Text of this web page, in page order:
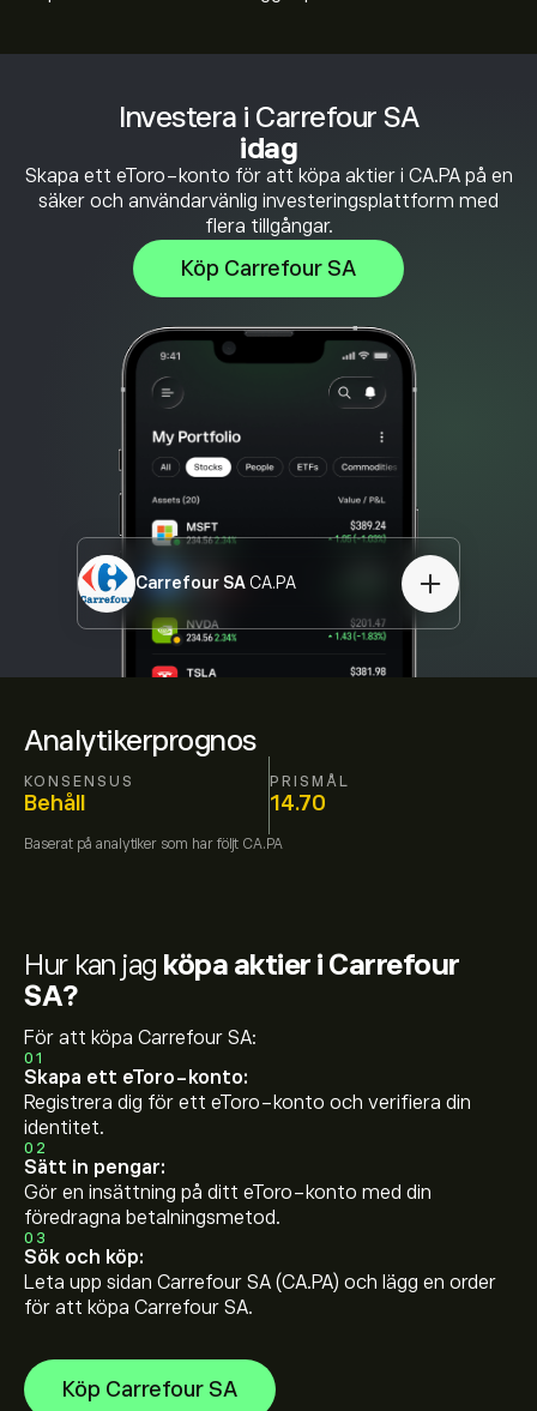
Analytikerprognos
KONSENSUS
Behåll
PRISMÅL
14.70
Baserat på analytiker som har följt CA.PA
Investera i Carrefour SA
idag
Skapa ett eToro-konto för att köpa aktier i CA.PA på en
säker och användarvänlig investeringsplattform med
flera tillgångar.
Köp Carrefour SA
Carrefour SACA.PA
Hur kan jag köpa aktier i Carrefour
SA?
För att köpa Carrefour SA:
01
Skapa ett eToro-konto:
Registrera dig för ett eToro-konto och verifiera din
identitet.
02
Sätt in pengar:
Gör en insättning på ditt eToro-konto med din
föredragna betalningsmetod.
03
Sök och köp:
Leta upp sidan Carrefour SA (CA.PA) och lägg en order
för att köpa Carrefour SA.
Köp Carrefour SA